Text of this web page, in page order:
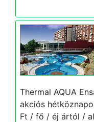
Thermal AQUA
akciós
Ft / fő / éj ártól /